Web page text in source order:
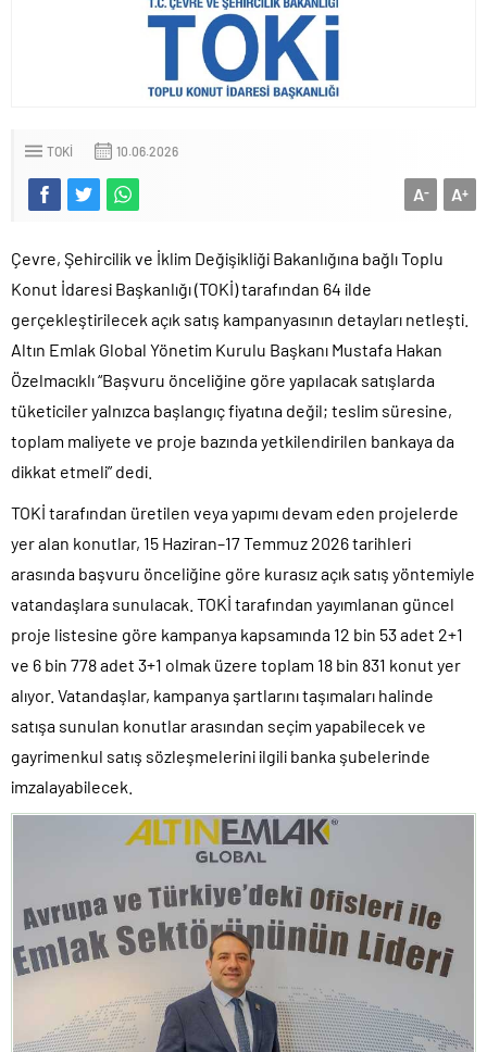
TOKI 10.06.2026
A+
A-
Çevre, Şehircilik ve İklim Değişikliği Bakanlığına bağlı Toplu
Konut İdaresi Başkanlığı (TOKİ) tarafından 64 ilde
gerçekleştirilecek açık satış kampanyasının detayları netleşti.
Altın Emlak Global Yönetim Kurulu Başkanı Mustafa Hakan
Özelmacıklı “Başvuru önceliğine göre yapılacak satışlarda
tüketiciler yalnızca başlangıç fiyatına değil; teslim süresine,
toplam maliyete ve proje bazında yetkilendirilen bankaya da
dikkat etmeli” dedi.
TOKİ tarafından üretilen veya yapımı devam eden projelerde
yer alan konutlar, 15 Haziran–17 Temmuz 2026 tarihleri
arasında başvuru önceliğine göre kurasız açık satış yöntemiyle
vatandaşlara sunulacak. TOKİ tarafından yayımlanan güncel
proje listesine göre kampanya kapsamında 12 bin 53 adet 2+1
ve 6 bin 778 adet 3+1 olmak üzere toplam 18 bin 831 konut yer
alıyor. Vatandaşlar, kampanya şartlarını taşımaları halinde
satışa sunulan konutlar arasından seçim yapabilecek ve
gayrimenkul satış sözleşmelerini ilgili banka şubelerinde
imzalayabilecek.